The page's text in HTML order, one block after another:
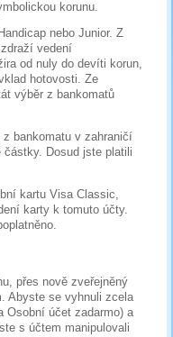
korunu.
nebo Junior. Z
vedení
od nuly do devíti korun,
hotovosti. Ze
výběr z bankomatů
z bankomatu v zahraničí
Dosud jste platili
kartu Visa Classic,
karty k tomuto účty.
přes nově zveřejněný
Abyste se vyhnuli zcela
Osobní účet zadarmo) a
s účtem manipulovali